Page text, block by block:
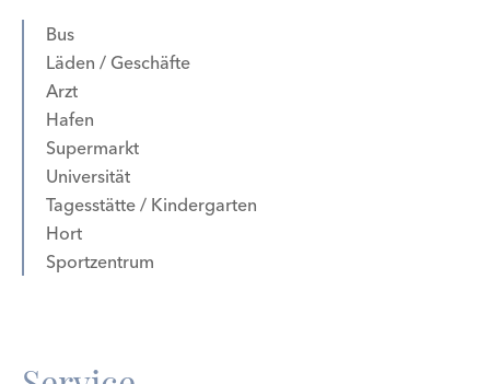
Bus
Läden / Geschäfte
Arzt
Hafen
Supermarkt
Universität
Tagesstätte / Kindergarten
Hort
Sportzentrum